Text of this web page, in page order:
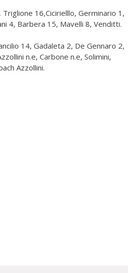
16,Cicirielllo, Germinario 1,
4, Barbera 15, Mavelli 8, Venditti.
14, Gadaleta 2, De Gennaro 2,
n.e, Carbone n.e, Solimini,
Azzollini.